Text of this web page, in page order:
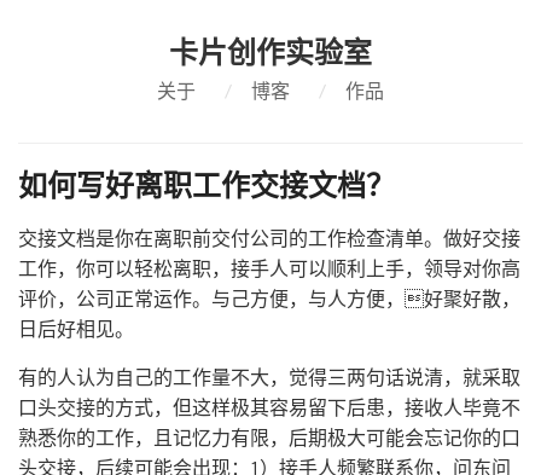
卡片创作实验室
关于 / 博客 / 作品
如何写好离职工作交接文档？
交接文档是你在离职前交付公司的工作检查清单。做好交接
工作，你可以轻松离职，接手人可以顺利上手，领导对你高
评价，公司正常运作。与己方便，与人方便，好聚好散，
日后好相见。
有的人认为自己的工作量不大，觉得三两句话说清，就采取
口头交接的方式，但这样极其容易留下后患，接收人毕竟不
熟悉你的工作，且记忆力有限，后期极大可能会忘记你的口
头交接，后续可能会出现：1）接手人频繁联系你，问东问